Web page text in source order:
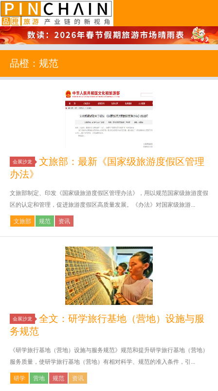
品橙旅游
品橙：规范
会展沙龙
文旅部：最新《国家级旅游度假区管理
办法》
文旅部制定、印发《国家级旅游度假区管理办法》，用以规范国家级旅游度假
区的认定和管理，促进旅游度假区高质量发展。《办法》对国家级旅游...
文旅部 规范 资讯
会展沙龙
全文：研学旅行基地（营地）设施与服
务规范
《研学旅行基地（营地）设施与服务规范》规范和提升研学旅行基地（营地）
服务质量，使研学旅行基地（营地）有相对科学、规范的准入条件，引...
研学 营地 规范 资讯